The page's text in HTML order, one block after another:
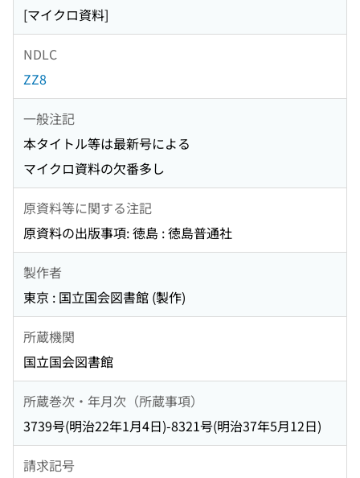
[マイクロ資料]
NDLC
ZZ8
一般注記
本タイトル等は最新号による
マイクロ資料の欠番多し
原資料等に関する注記
原資料の出版事項: 徳島 : 徳島普通社
製作者
東京 : 国立国会図書館 (製作)
所蔵機関
国立国会図書館
所蔵巻次・年月次（所蔵事項）
3739号(明治22年1月4日)-8321号(明治37年5月12日)
請求記号